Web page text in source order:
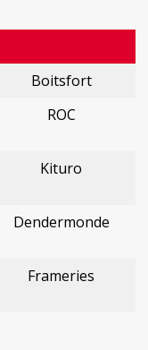
Boitsfort
ROC
Kituro
Dendermonde
Frameries